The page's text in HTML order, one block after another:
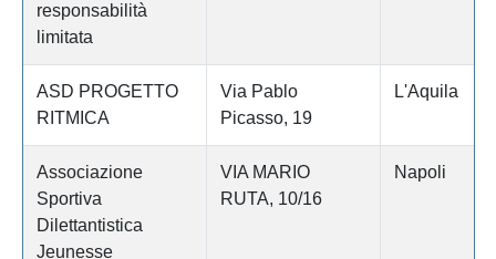
responsabilità
limitata
ASD PROGETTO
RITMICA
Via Pablo
Picasso, 19
L'Aquila
Associazione
Sportiva
Dilettantistica
Jeunesse
VIA MARIO
RUTA, 10/16
Napoli